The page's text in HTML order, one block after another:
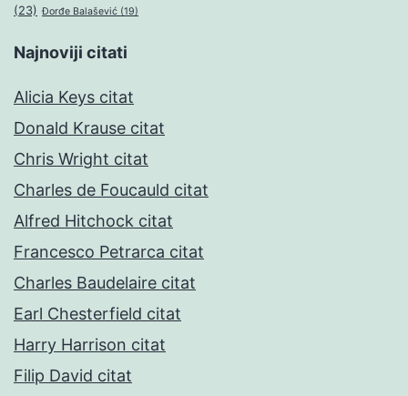
(23) Đorđe Balašević (19)
Najnoviji citati
Alicia Keys citat
Donald Krause citat
Chris Wright citat
Charles de Foucauld citat
Alfred Hitchock citat
Francesco Petrarca citat
Charles Baudelaire citat
Earl Chesterfield citat
Harry Harrison citat
Filip David citat